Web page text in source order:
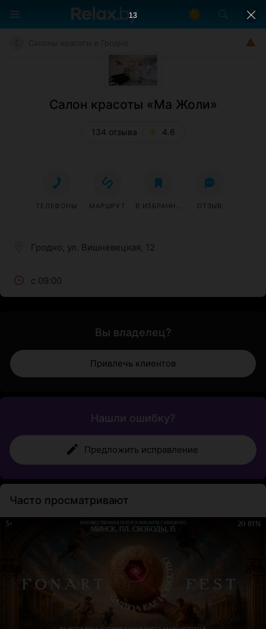
Салон красоты «Ма Жоли»
134 отзыва 4.6
Гродно, ул. Вишневецкая, 12
с 09:00
ТЕЛЕФОНЫ МАРШРУТ В ИЗБРАННОЕ ОТЗЫВ
Вы владелец?
Привлечь клиентов
Нашли ошибку?
Предложить исправление
Часто просматривают
12